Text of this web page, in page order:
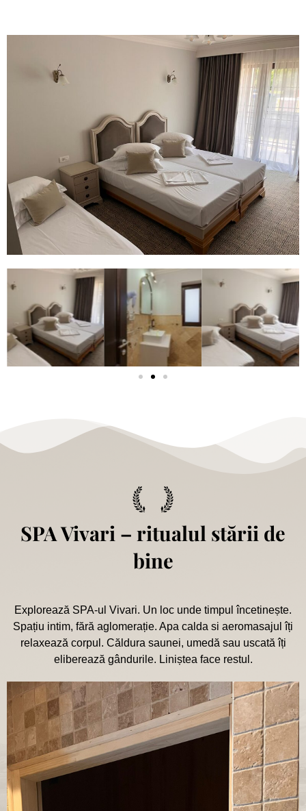
SPA Vivari – ritualul stării de
bine
Explorează SPA-ul Vivari. Un loc unde timpul încetinește.
Spațiu intim, fără aglomerație. Apa calda si aeromasajul îți
relaxează corpul. Căldura saunei, umedă sau uscată îți
eliberează gândurile. Liniștea face restul.